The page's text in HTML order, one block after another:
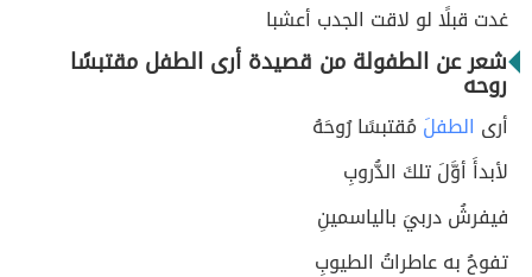
غدت قبلًا لو لاقت الجدب أعشبا
شعر عن الطفولة من قصيدة أرى الطفل مقتبسًا
روحه
أرى الطفلَ مُقتبسًا رُوحَهُ
لأبدأَ أوَّلَ تلكَ الدُّروبِ
فيفرشُ دربيَ بالياسمينِ
تفوحُ به عاطراتُ الطيوبِ